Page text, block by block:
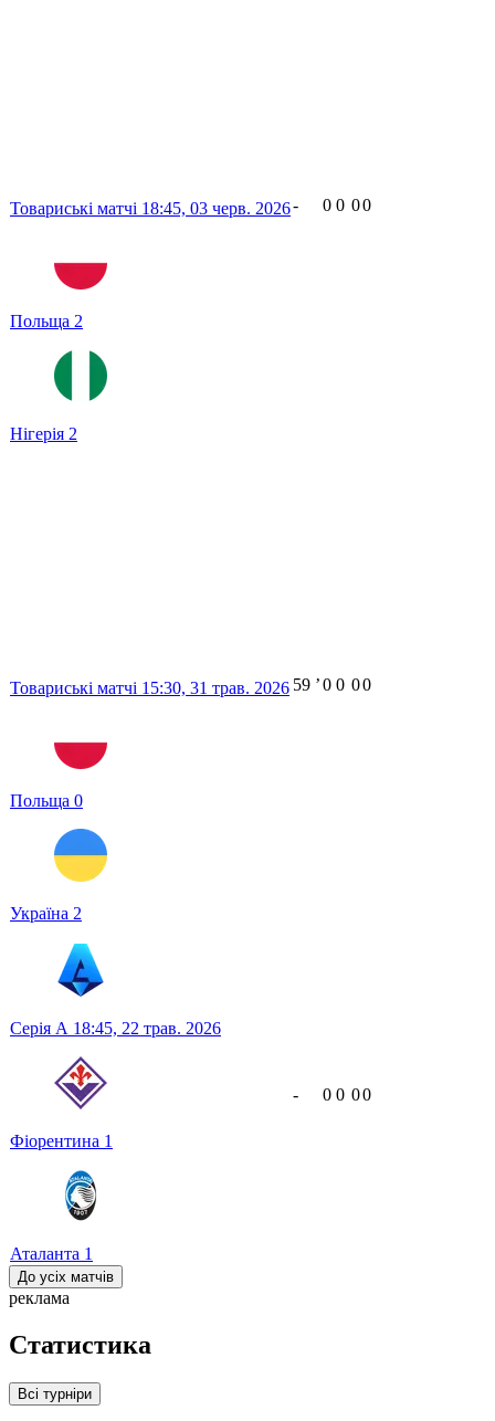
Товариські матчі 18:45, 03 черв. 2026
Польща 2
Нігерія 2
- 0 0 00
Товариські матчі 15:30, 31 трав. 2026
Польща 0
Україна 2
59 ʼ0 0 00
Серія А 18:45, 22 трав. 2026
Фіорентина 1
Аталанта 1
- 0 0 00
До усіх матчів
реклама
Статистика
Всі турніри